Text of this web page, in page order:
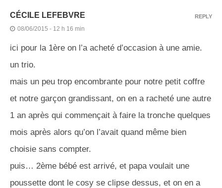
CÉCILE LEFEBVRE
08/06/2015 - 12 h 16 min
ici pour la 1ère on l’a acheté d’occasion à une amie.
un trio.
mais un peu trop encombrante pour notre petit coffre
et notre garçon grandissant, on en a racheté une autre
1 an après qui commençait à faire la tronche quelques
mois après alors qu’on l’avait quand même bien
choisie sans compter.
puis… 2ème bébé est arrivé, et papa voulait une
poussette dont le cosy se clipse dessus, et on en a
REPLY